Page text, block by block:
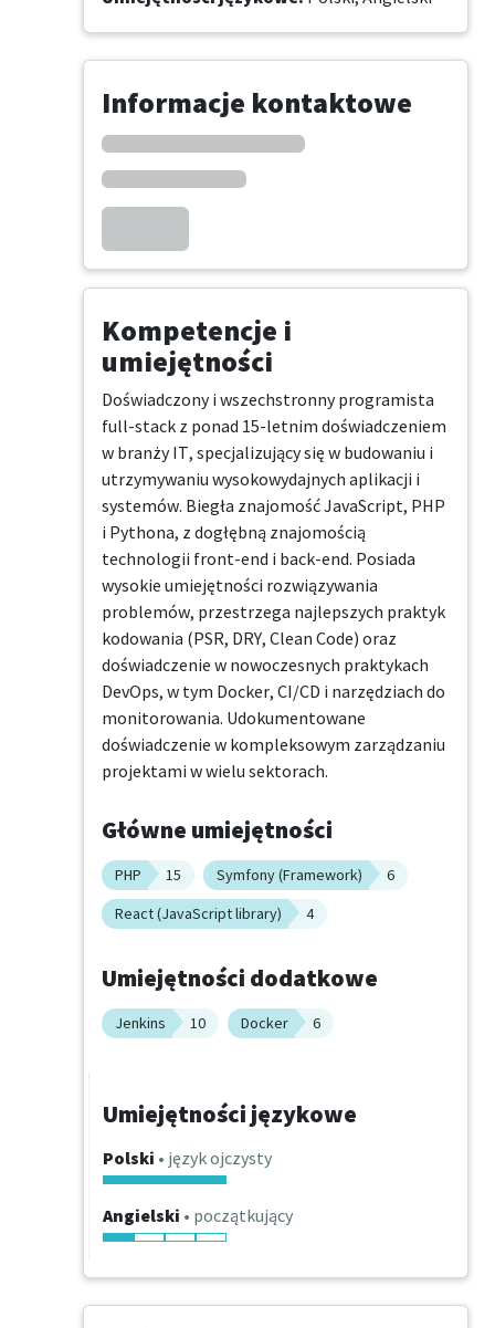
Informacje kontaktowe
Kompetencje i
umiejętności
Doświadczony i wszechstronny programista
full-stack z ponad 15-letnim doświadczeniem
w branży IT, specjalizujący się w budowaniu i
utrzymywaniu wysokowydajnych aplikacji i
systemów. Biegła znajomość JavaScript, PHP
i Pythona, z dogłębną znajomością
technologii front-end i back-end. Posiada
wysokie umiejętności rozwiązywania
problemów, przestrzega najlepszych praktyk
kodowania (PSR, DRY, Clean Code) oraz
doświadczenie w nowoczesnych praktykach
DevOps, w tym Docker, CI/CD i narzędziach do
monitorowania. Udokumentowane
doświadczenie w kompleksowym zarządzaniu
projektami w wielu sektorach.
Główne umiejętności
PHP 15 Symfony (Framework)
6
React (JavaScript library)
4
Umiejętności dodatkowe
Jenkins 10 Docker 6
Umiejętności językowe
Polski • język ojczysty
Angielski • początkujący